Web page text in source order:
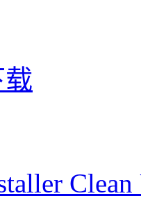
Clean